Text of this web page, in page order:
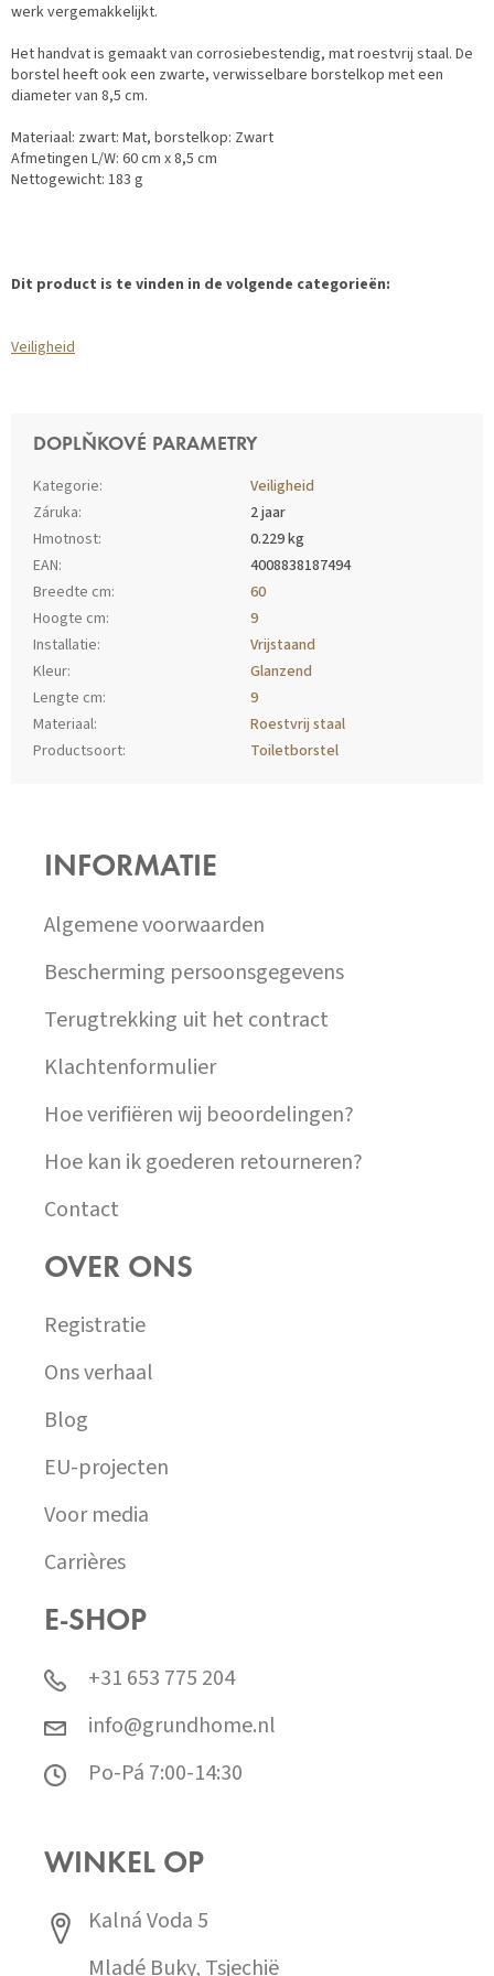
werk vergemakkelijkt.
Het handvat is gemaakt van corrosiebestendig, mat roestvrij staal. De
borstel heeft ook een zwarte, verwisselbare borstelkop met een
diameter van 8,5 cm.
Materiaal: zwart: Mat, borstelkop: Zwart
Afmetingen L/W: 60 cm x 8,5 cm
Nettogewicht: 183 g
Dit product is te vinden in de volgende categorieën:
Veiligheid
DOPLŇKOVÉ PARAMETRY
Kategorie:
Veiligheid
Záruka:
2 jaar
Hmotnost:
0.229 kg
EAN:
4008838187494
Breedte cm:
60
Hoogte cm:
9
Installatie:
Vrijstaand
Kleur:
Glanzend
Lengte cm:
9
Materiaal:
Roestvrij staal
Productsoort:
Toiletborstel
INFORMATIE
Algemene voorwaarden
Bescherming persoonsgegevens
Terugtrekking uit het contract
Klachtenformulier
Hoe verifiëren wij beoordelingen?
Hoe kan ik goederen retourneren?
Contact
OVER ONS
Registratie
Ons verhaal
Blog
EU-projecten
Voor media
Carrières
E-SHOP
+31 653 775 204
info@grundhome.nl
Po-Pá 7:00-14:30
WINKEL OP
Kalná Voda 5
Mladé Buky, Tsjechië